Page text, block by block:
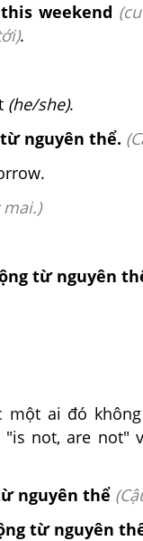
this weekend
.
(he/she).
nguyên thể.
từ nguyên
một ai đó
not, are not"
nguyên thể (
từ nguyên